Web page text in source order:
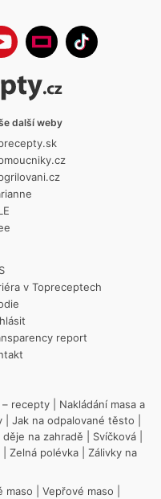
v Topreceptech
report
další weby
– recepty
Nakládání masa a
Jak na odpalované těsto
děje na zahradě Svíčková
Zelná polévka
Zálivky na
maso Vepřové maso